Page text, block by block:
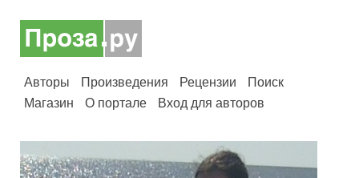
Авторы Произведения Рецензии
Поиск
Магазин
О портале Вход для авторов